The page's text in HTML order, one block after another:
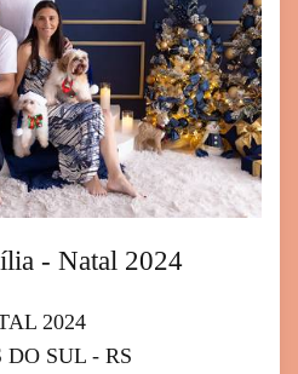
- Natal 2024
2024
SUL - RS